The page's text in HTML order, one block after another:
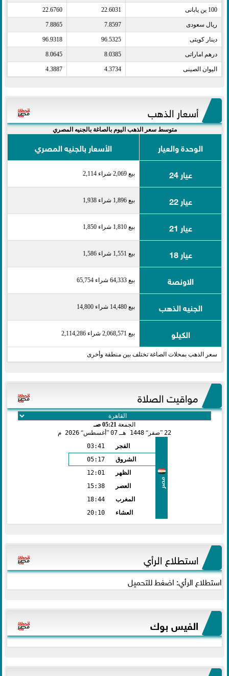
100 ين يابانى​ 22.6031
22.6760
ريال سعودى​ 7.8597
7.8865
دينار كويتى​ 96.5325
96.9318
درهم اماراتى​ 8.0385
8.0645
اليوان الصينى​ 4.3734
4.3887
أسعار الذهب
متوسط سعر الذهب اليوم بالصاغة بالجنيه المصري
الوحدة والعيار
الأسعار بالجنيه المصري
عيار 24
بيع 2,069 شراء 2,114
عيار 22 بيع 1,896 شراء 1,938
عيار 21 بيع 1,810 شراء 1,850
عيار 18 بيع 1,551 شراء 1,586
الاونصة بيع 64,333 شراء 65,754
الجنيه الذهب بيع 14,480 شراء 14,800
الكيلو بيع 2,068,571 شراء 2,114,286
سعر الذهب بمحلات الصاغة تختلف بين منطقة وأخرى
مواقيت الصلاة
الجمعة 05:21 صـ
22 صفر 1448 هـ 07 أغسطس 2026 م
مصر
الفجر
03:41
الشروق
05:17
الظهر
12:01
العصر
15:38
المغرب
18:44
العشاء
20:10
استطلاع الرأي
استطلاع الرأي: اضغط للتحميل
الفيس بوك